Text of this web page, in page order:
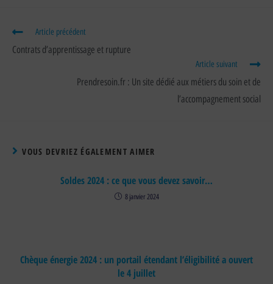
Article précédent
Contrats d’apprentissage et rupture
Article suivant
Prendresoin.fr : Un site dédié aux métiers du soin et de
l’accompagnement social
VOUS DEVRIEZ ÉGALEMENT AIMER
Soldes 2024 : ce que vous devez savoir…
8 janvier 2024
Chèque énergie 2024 : un portail étendant l’éligibilité a ouvert
le 4 juillet